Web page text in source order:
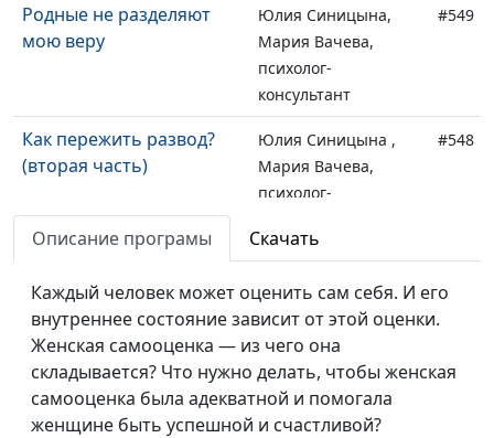
Родные не разделяют
мою веру
Юлия Синицына,
Мария Вачева,
психолог-
консультант
#549
Как пережить развод?
(вторая часть)
Юлия Синицына ,
Мария Вачева,
психолог-
#548
(первая часть)
Юлия Синицына ,
Мария Вачева,
психолог-
консультант
#547
Как быть, когда любовь
«душит»? (вторая часть)
Юлия Синицына ,
Мария Вачева,
Описание програмы Скачать
Каждый человек может оценить сам себя. И его
внутреннее состояние зависит от этой оценки.
Женская самооценка — из чего она
складывается? Что нужно делать, чтобы женская
самооценка была адекватной и помогала
женщине быть успешной и счастливой?